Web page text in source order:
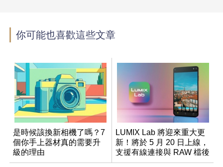
你可能也喜歡這些文章
是時候該換新相機了嗎？7
個你手上器材真的需要升
級的理由
LUMIX Lab 將迎來重大更
新！將於 5 月 20 日上線，
支援有線連接與 RAW 檔後
製